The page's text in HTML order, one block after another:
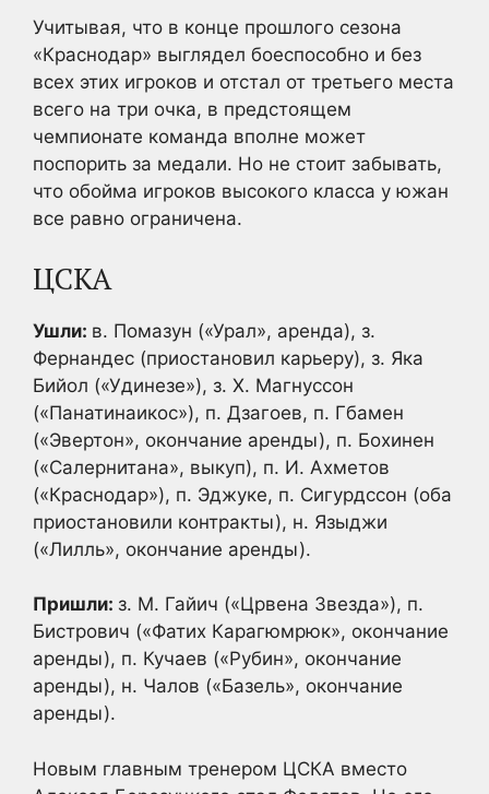
Учитывая, что в конце прошлого сезона
«Краснодар» выглядел боеспособно и без
всех этих игроков и отстал от третьего места
всего на три очка, в предстоящем
чемпионате команда вполне может
поспорить за медали. Но не стоит забывать,
что обойма игроков высокого класса у южан
все равно ограничена.
ЦСКА
Ушли: в. Помазун («Урал», аренда), з.
Фернандес (приостановил карьеру), з. Яка
Бийол («Удинезе»), з. Х. Магнуссон
(«Панатинаикос»), п. Дзагоев, п. Гбамен
(«Эвертон», окончание аренды), п. Бохинен
(«Салернитана», выкуп), п. И. Ахметов
(«Краснодар»), п. Эджуке, п. Сигурдссон (оба
приостановили контракты), н. Языджи
(«Лилль», окончание аренды).
Пришли: з. М. Гайич («Црвена Звезда»), п.
Бистрович («Фатих Карагюмрюк», окончание
аренды), п. Кучаев («Рубин», окончание
аренды), н. Чалов («Базель», окончание
аренды).
Новым главным тренером ЦСКА вместо